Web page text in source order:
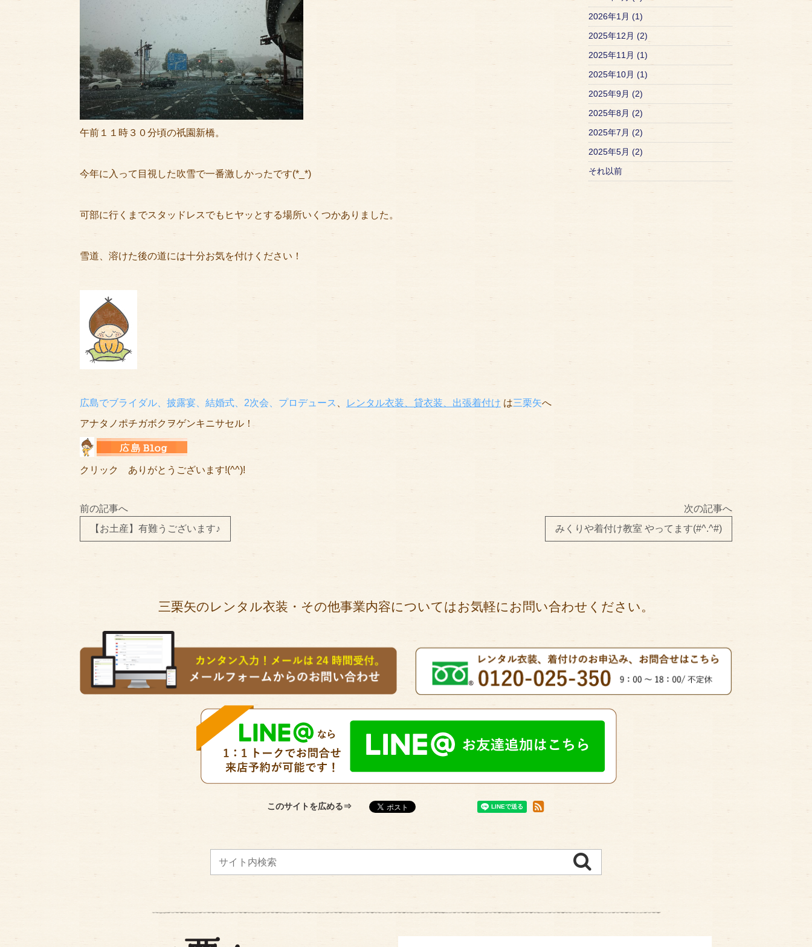
午前１１時３０分頃の祇園新橋。
今年に入って目視した吹雪で一番激しかったです(*_*)
可部に行くまでスタッドレスでもヒヤッとする場所いくつかありました。
雪道、溶けた後の道には十分お気を付けください！
広島でブライダル、披露宴、結婚式、2次会、プロデュース レンタル衣装、貸衣装 、出張着付け は三栗矢へ
アナタノポチガボクヲゲンキニサセル！
クリック ありがとうございます!(^^)!
2026年1月 (1)
2025年12月 (2)
2025年11月 (1)
2025年10月 (1)
2025年9月 (2)
2025年8月 (2)
2025年7月 (2)
2025年5月 (2)
それ以前
前の記事へ
【お土産】有難うございます♪
次の記事へ
みくりや着付け教室 やってます(#^.^#)
三栗矢のレンタル衣装・その他事業内容についてはお気軽にお問い合わせください。
このサイトを広める